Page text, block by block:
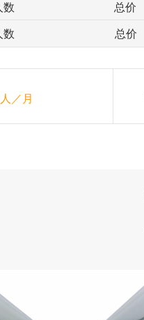
数 总价
数 总价
／月